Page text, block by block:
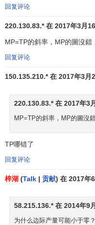
回复评论
220.130.83.* 在 2017年3月
MP=TP的斜率，MP的圖沒錯
回复评论
150.135.210.* 在 2017年3月
220.130.83.* 在 2017年3
MP=TP的斜率，MP的圖沒
TP哪错了
回复评论
梓湖 (Talk | 贡献) 在 2017年
58.215.136.* 在 2014年9
为什么边际产量可能小于零？